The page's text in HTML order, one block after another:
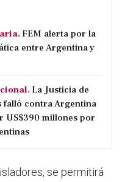
FEM alerta por la
entre Argentina y
La Justicia de
falló contra Argentina
US$390 millones por
se permitirá